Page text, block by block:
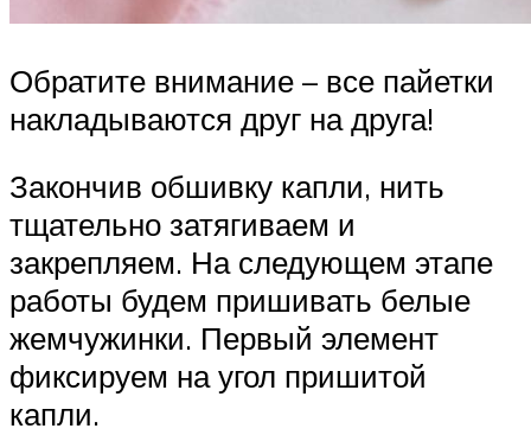
Обратите внимание – все пайетки
накладываются друг на друга!
Закончив обшивку капли, нить
тщательно затягиваем и
закрепляем. На следующем этапе
работы будем пришивать белые
жемчужинки. Первый элемент
фиксируем на угол пришитой
капли.